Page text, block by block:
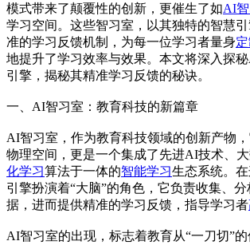
模式带来了颠覆性的创新，更催生了如AI
学习空间。这些智习室，以其独特的智慧
准的学习反馈机制，为每一位学习者量身
地提升了学习效率与效果。本文将深入探
引擎，揭秘其精准学习反馈的秘诀。
一、AI智习室：教育科技的新篇章
AI智习室，作为教育科技领域的创新产物
物理空间，更是一个集成了先进AI技术、大
化学习算法于一体的智能学习生态系统。
引擎扮演着“大脑”的角色，它负责收集、
据，进而提供精准的学习反馈，指导学习者
AI智习室的出现，标志着教育从“一刀切”